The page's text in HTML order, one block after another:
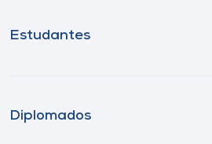
Estudantes
Diplomados